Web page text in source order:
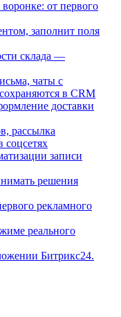
от первого
заполнит поля
склада —
чаты с
в CRM
доставки
рассылка
соцсетях
записи
решения
рекламного
реального
Битрикс24.